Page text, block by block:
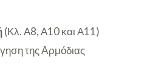
(Κλ. Α8, Α10 και Α11)
της Aρμόδιας